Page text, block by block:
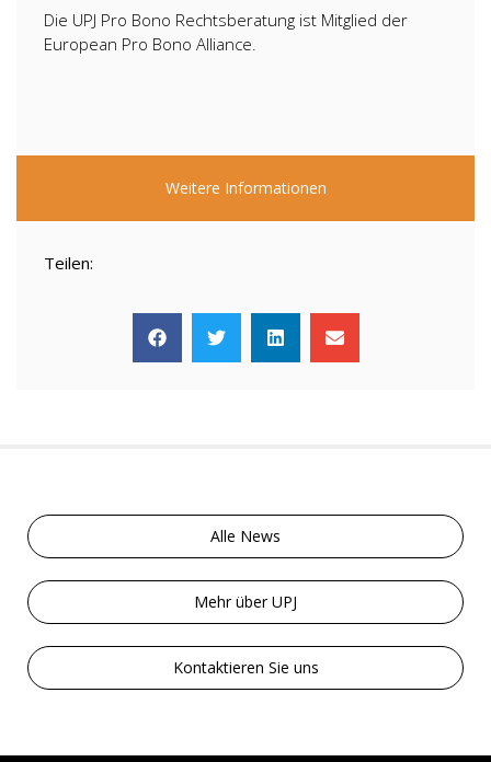
Die UPJ Pro Bono Rechtsberatung ist Mitglied der
European Pro Bono Alliance.
Weitere Informationen
Teilen:
Alle News
Mehr über UPJ
Kontaktieren Sie uns